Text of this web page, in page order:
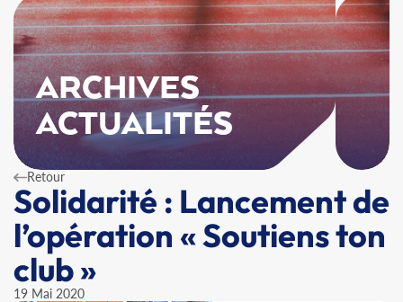
ARCHIVES
ACTUALITÉS
Retour
Solidarité : Lancement de
l’opération « Soutiens ton
club »
19 Mai 2020